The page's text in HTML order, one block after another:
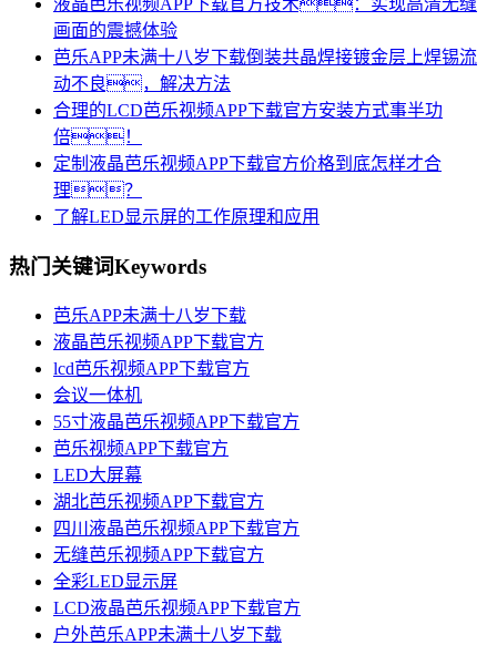
液晶芭乐视频APP下载官方技术：实现高清无缝
画面的震撼体验
芭乐APP未满十八岁下载倒装共晶焊接镀金层上焊锡流
动不良，解决方法
合理的LCD芭乐视频APP下载官方安装方式事半功
倍！
定制液晶芭乐视频APP下载官方价格到底怎样才合
理？
了解LED显示屏的工作原理和应用
热门关键词Keywords
芭乐APP未满十八岁下载
液晶芭乐视频APP下载官方
lcd芭乐视频APP下载官方
会议一体机
55寸液晶芭乐视频APP下载官方
芭乐视频APP下载官方
LED大屏幕
湖北芭乐视频APP下载官方
四川液晶芭乐视频APP下载官方
无缝芭乐视频APP下载官方
全彩LED显示屏
LCD液晶芭乐视频APP下载官方
户外芭乐APP未满十八岁下载